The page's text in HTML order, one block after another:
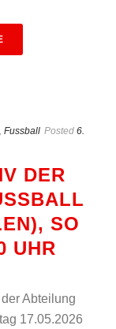
Fussball Posted 6.
DER
(
SO 1
Abteilung
17.05.2026